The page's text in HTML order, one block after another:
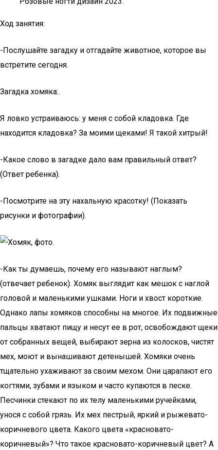
Ход занятия:
-Послушайте загадку и отгадайте животное, которое вы
встретите сегодня.
Загадка хомяка:.
Я ловко устраиваюсь: у меня с собой кладовка. Где
находится кладовка? За моими щеками! Я такой хитрый!
-Какое слово в загадке дало вам правильный ответ?
(Ответ ребенка).
-Посмотрите на эту нахальную красотку! (Показать
рисунки и фотографии).
-Как ты думаешь, почему его называют наглым?
(отвечает ребенок). Хомяк выглядит как мешок с наглой
головой и маленькими ушками. Ноги и хвост короткие.
Однако лапы хомяков способны на многое. Их подвижные
пальцы хватают пищу и несут ее в рот, освобождают щеки
от собранных вещей, выбирают зерна из колосков, чистят
мех, моют и вынашивают детенышей. Хомяки очень
тщательно ухаживают за своим мехом. Они царапают его
когтями, зубами и языком и часто купаются в песке.
Песчинки стекают по их телу маленькими ручейками,
унося с собой грязь. Их мех пестрый, яркий и рыжевато-
коричневого цвета. Какого цвета «красновато-
коричневый»? Что такое красновато-коричневый цвет? А